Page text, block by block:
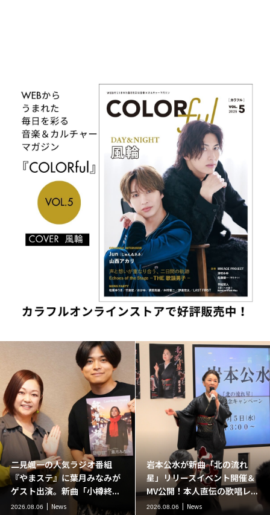
二見颯一の人気ラジオ番組
『やまステ』に葉月みなみが
ゲスト出演。新曲「小樽終...
2026.08.06 News
岩本公水が新曲「北の流れ
星」リリースイベント開催＆
MV公開！本人直伝の歌唱レ...
2026.08.06 News